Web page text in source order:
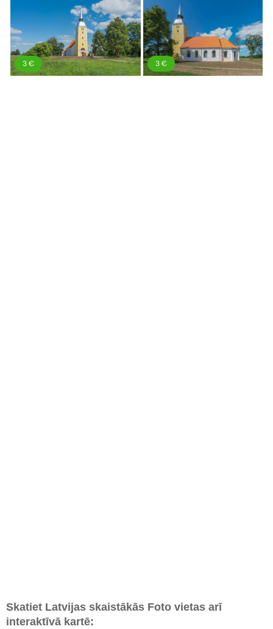
Skatiet Latvijas skaistākās Foto vietas arī
interaktīvā kartē: